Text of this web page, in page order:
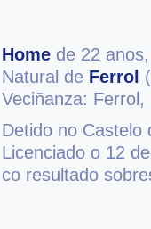
Home de 22
Natural de Ferrol
Veciñanza: Ferrol,
Detido no Castelo
Licenciado o 12
co resultado